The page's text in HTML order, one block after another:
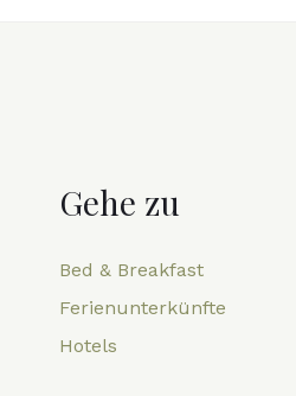
Gehe zu
Bed & Breakfast
Ferienunterkünfte
Hotels